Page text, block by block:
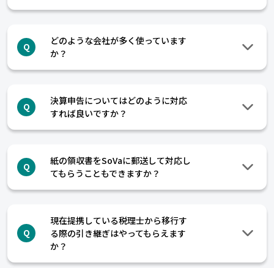
Q
どのような会社が多く使っています
か？
Q
決算申告についてはどのように対応
すれば良いですか？
Q
紙の領収書をSoVaに郵送して対応し
てもらうこともできますか？
Q
現在提携している税理士から移行す
る際の引き継ぎはやってもらえます
か？